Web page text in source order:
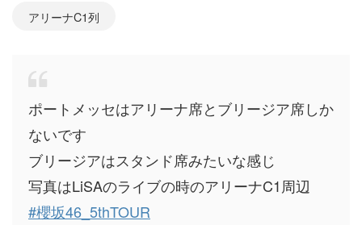
アリーナC1列
ポートメッセはアリーナ席とブリージア席しか
ないです
ブリージアはスタンド席みたいな感じ
写真はLiSAのライブの時のアリーナC1周辺
#櫻坂46_5thTOUR